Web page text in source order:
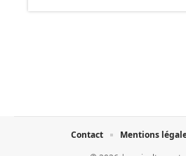
Contact Mentions